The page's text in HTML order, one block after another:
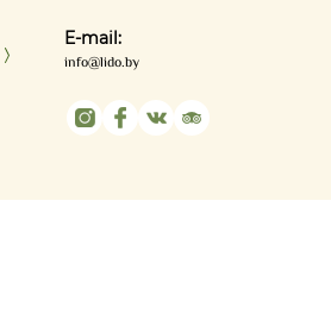
Президента
Республики
E-mail:
info@lido.by